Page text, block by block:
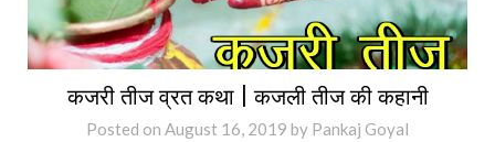
कजरी तीज व्रत कथा | कजली तीज की कहानी
Posted on August 16, 2019 by Pankaj Goyal